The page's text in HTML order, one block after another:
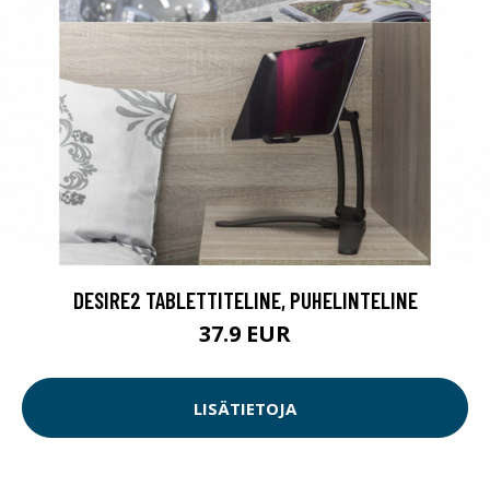
DESIRE2 TABLETTITELINE, PUHELINTELINE
37.9 EUR
LISÄTIETOJA